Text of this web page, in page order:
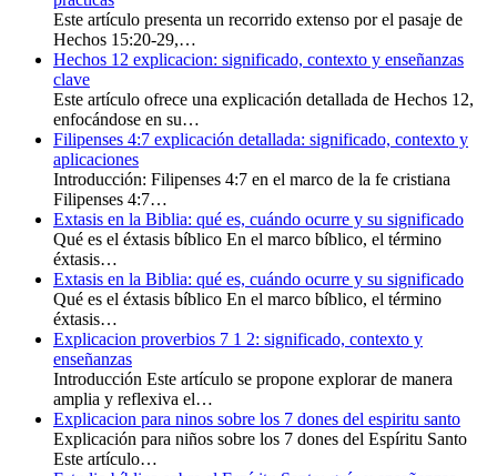
Este artículo presenta un recorrido extenso por el pasaje de
Hechos 15:20-29,…
Hechos 12 explicacion: significado, contexto y enseñanzas
clave
Este artículo ofrece una explicación detallada de Hechos 12,
enfocándose en su…
Filipenses 4:7 explicación detallada: significado, contexto y
aplicaciones
Introducción: Filipenses 4:7 en el marco de la fe cristiana
Filipenses 4:7…
Extasis en la Biblia: qué es, cuándo ocurre y su significado
Qué es el éxtasis bíblico En el marco bíblico, el término
éxtasis…
Extasis en la Biblia: qué es, cuándo ocurre y su significado
Qué es el éxtasis bíblico En el marco bíblico, el término
éxtasis…
Explicacion proverbios 7 1 2: significado, contexto y
enseñanzas
Introducción Este artículo se propone explorar de manera
amplia y reflexiva el…
Explicacion para ninos sobre los 7 dones del espiritu santo
Explicación para niños sobre los 7 dones del Espíritu Santo
Este artículo…